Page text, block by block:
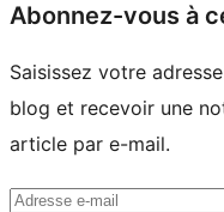
Abonnez-vous à
Saisissez votre
blog et recevoir une
article par e-mail.
Adresse